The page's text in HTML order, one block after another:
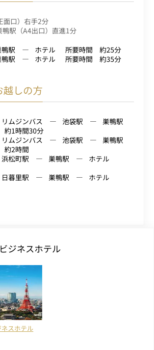
口）右手2分
駅（A4出口）直進1分
鴨駅 ホテル
所要時間 約25分
鴨駅 ホテル 所要時間 約35分
越しの方
リムジンバス 池袋駅
巣鴨駅
約1時間30分
リムジンバス 池袋駅
巣鴨駅
約2時間
浜松町駅 巣鴨駅
ホテル
日暮里駅 巣鴨駅
ホテル
ジネスホテル
スホテル